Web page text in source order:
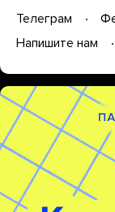
Телеграм
Напишите нам